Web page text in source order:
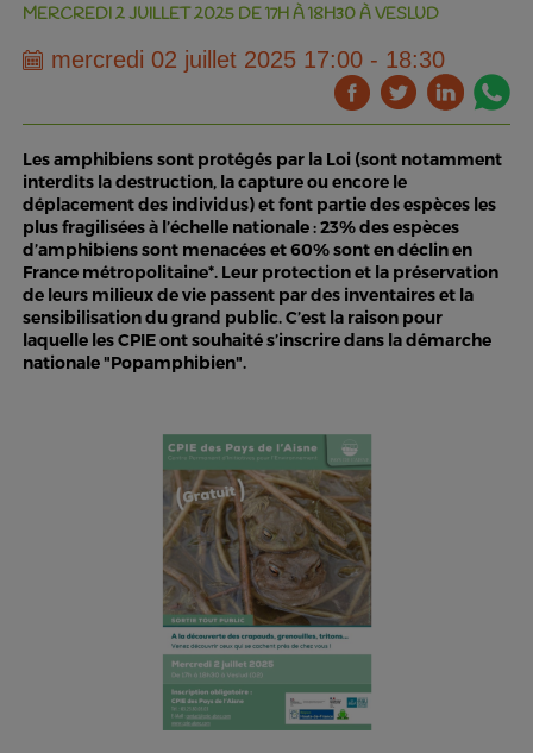
MERCREDI 2 JUILLET 2025 DE 17H À 18H30 À VESLUD
mercredi 02 juillet 2025 17:00 - 18:30
Les amphibiens sont protégés par la Loi (sont notamment
interdits la destruction, la capture ou encore le
déplacement des individus) et font partie des espèces les
plus fragilisées à l’échelle nationale : 23% des espèces
d’amphibiens sont menacées et 60% sont en déclin en
France métropolitaine*. Leur protection et la préservation
de leurs milieux de vie passent par des inventaires et la
sensibilisation du grand public. C’est la raison pour
laquelle les CPIE ont souhaité s’inscrire dans la démarche
nationale "Popamphibien".